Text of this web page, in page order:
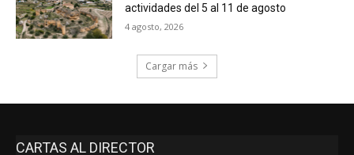
actividades del 5 al 11 de agosto
4 agosto, 2026
Cargar más
CARTAS AL DIRECTOR